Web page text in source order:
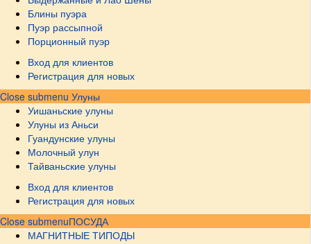
Блины пуэра
Пуэр рассыпной
Порционный пуэр
Вход для клиентов
Регистрация для новых
Close submenu Улуны
Уишаньские улуны
Улуны из Аньси
Гуандунские улуны
Молочный улун
Тайваньские улуны
Вход для клиентов
Регистрация для новых
Close submenuПОСУДА
МАГНИТНЫЕ ТИПОДЫ